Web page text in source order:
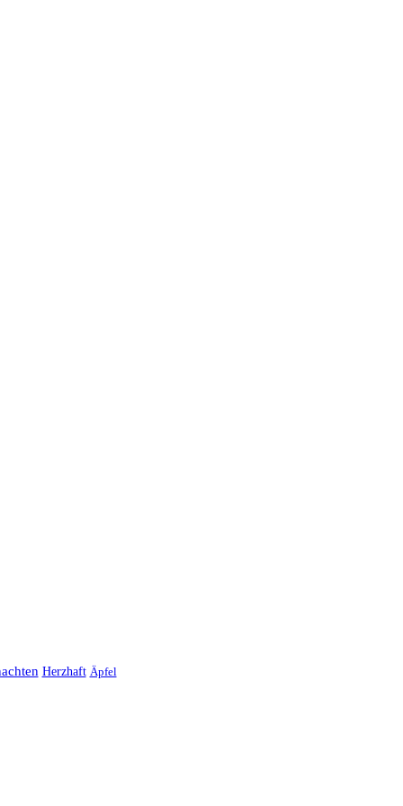
Herzhaft Äpfel